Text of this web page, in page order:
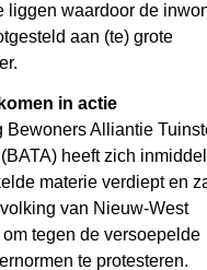
liggen waardoor de
aan (te) grote
in actie
Bewoners Alliantie
heeft zich
materie verdiept en
van Nieuw-West
tegen de versoepelde
te protesteren.